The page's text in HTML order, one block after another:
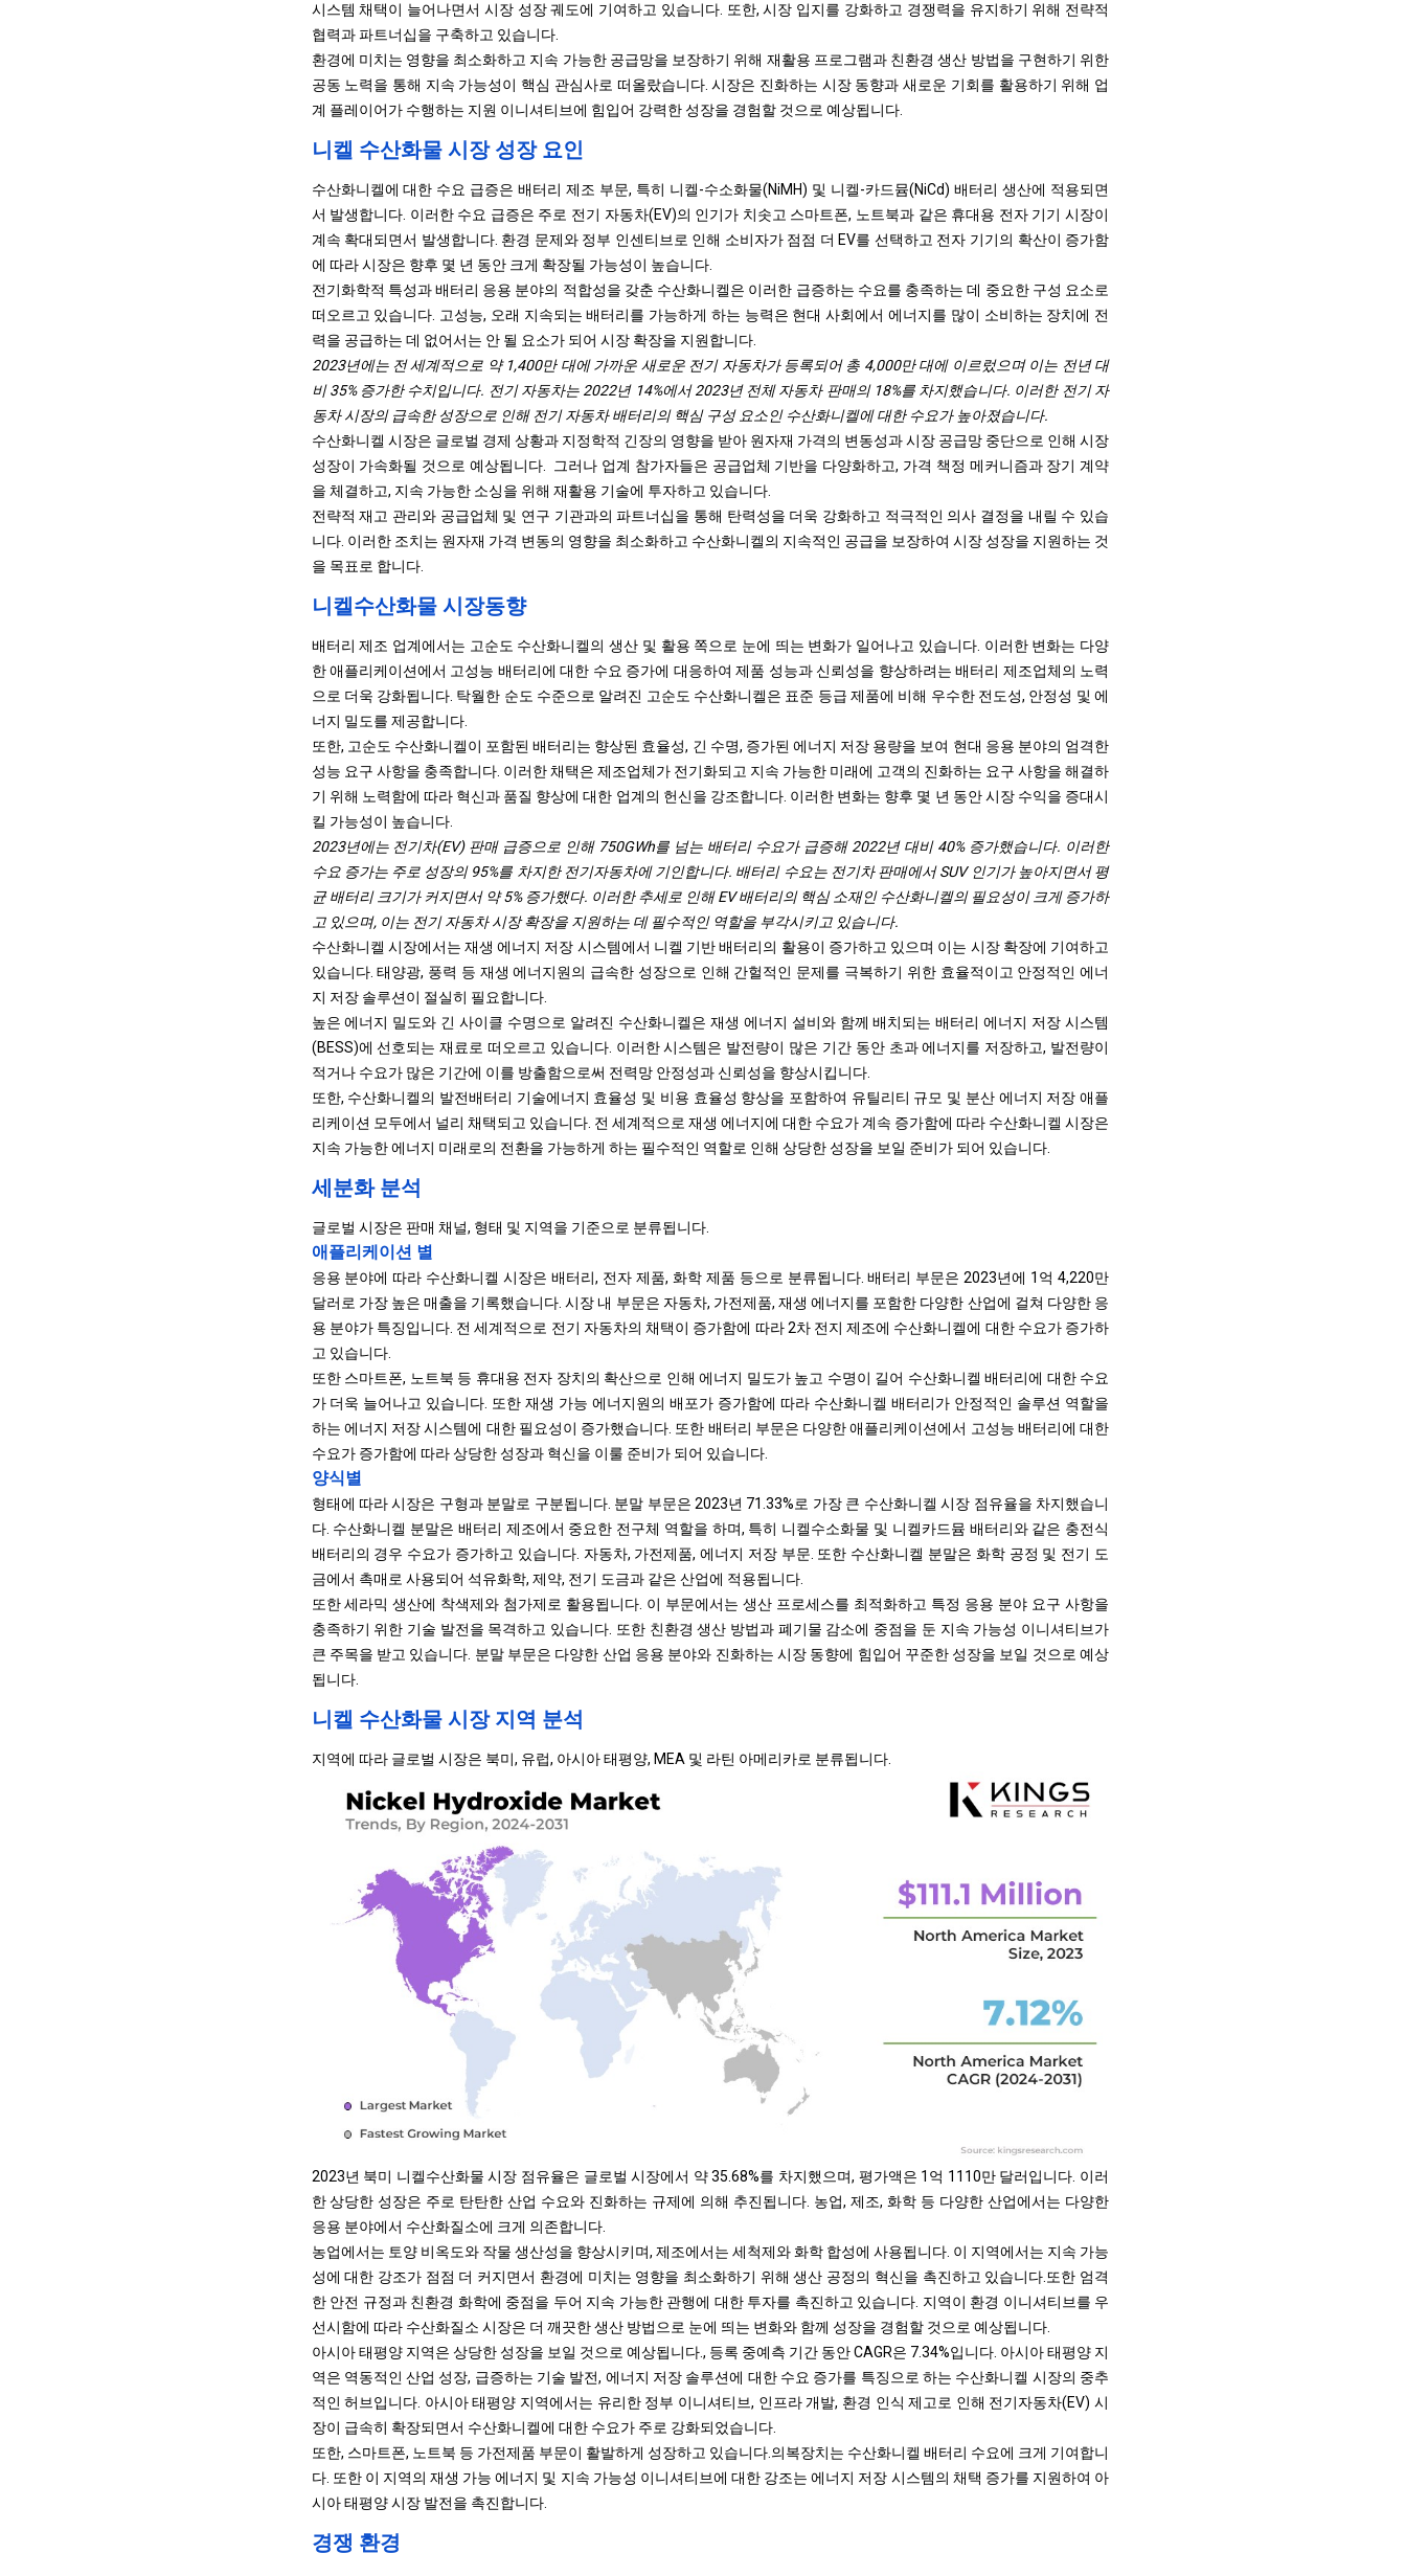
시스템 채택이 늘어나면서 시장 성장 궤도에 기여하고 있습니다. 또한, 시장 입지를 강화하고 경쟁력을 유지하기 위해 전략적
협력과 파트너십을 구축하고 있습니다.
환경에 미치는 영향을 최소화하고 지속 가능한 공급망을 보장하기 위해 재활용 프로그램과 친환경 생산 방법을 구현하기 위한
공동 노력을 통해 지속 가능성이 핵심 관심사로 떠올랐습니다. 시장은 진화하는 시장 동향과 새로운 기회를 활용하기 위해 업
계 플레이어가 수행하는 지원 이니셔티브에 힘입어 강력한 성장을 경험할 것으로 예상됩니다.
니켈 수산화물 시장 성장 요인
수산화니켈에 대한 수요 급증은 배터리 제조 부문, 특히 니켈-수소화물(NiMH) 및 니켈-카드뮴(NiCd) 배터리 생산에 적용되면
서 발생합니다. 이러한 수요 급증은 주로 전기 자동차(EV)의 인기가 치솟고 스마트폰, 노트북과 같은 휴대용 전자 기기 시장이
계속 확대되면서 발생합니다. 환경 문제와 정부 인센티브로 인해 소비자가 점점 더 EV를 선택하고 전자 기기의 확산이 증가함
에 따라 시장은 향후 몇 년 동안 크게 확장될 가능성이 높습니다.
전기화학적 특성과 배터리 응용 분야의 적합성을 갖춘 수산화니켈은 이러한 급증하는 수요를 충족하는 데 중요한 구성 요소로
떠오르고 있습니다. 고성능, 오래 지속되는 배터리를 가능하게 하는 능력은 현대 사회에서 에너지를 많이 소비하는 장치에 전
력을 공급하는 데 없어서는 안 될 요소가 되어 시장 확장을 지원합니다.
2023년에는 전 세계적으로 약 1,400만 대에 가까운 새로운 전기 자동차가 등록되어 총 4,000만 대에 이르렀으며 이는 전년 대
비 35% 증가한 수치입니다. 전기 자동차는 2022년 14%에서 2023년 전체 자동차 판매의 18%를 차지했습니다. 이러한 전기 자
동차 시장의 급속한 성장으로 인해 전기 자동차 배터리의 핵심 구성 요소인 수산화니켈에 대한 수요가 높아졌습니다.
수산화니켈 시장은 글로벌 경제 상황과 지정학적 긴장의 영향을 받아 원자재 가격의 변동성과 시장 공급망 중단으로 인해 시장
성장이 가속화될 것으로 예상됩니다. 그러나 업계 참가자들은 공급업체 기반을 다양화하고, 가격 책정 메커니즘과 장기 계약
을 체결하고, 지속 가능한 소싱을 위해 재활용 기술에 투자하고 있습니다.
전략적 재고 관리와 공급업체 및 연구 기관과의 파트너십을 통해 탄력성을 더욱 강화하고 적극적인 의사 결정을 내릴 수 있습
니다. 이러한 조치는 원자재 가격 변동의 영향을 최소화하고 수산화니켈의 지속적인 공급을 보장하여 시장 성장을 지원하는 것
을 목표로 합니다.
니켈수산화물 시장동향
배터리 제조 업계에서는 고순도 수산화니켈의 생산 및 활용 쪽으로 눈에 띄는 변화가 일어나고 있습니다. 이러한 변화는 다양
한 애플리케이션에서 고성능 배터리에 대한 수요 증가에 대응하여 제품 성능과 신뢰성을 향상하려는 배터리 제조업체의 노력
으로 더욱 강화됩니다. 탁월한 순도 수준으로 알려진 고순도 수산화니켈은 표준 등급 제품에 비해 우수한 전도성, 안정성 및 에
너지 밀도를 제공합니다.
또한, 고순도 수산화니켈이 포함된 배터리는 향상된 효율성, 긴 수명, 증가된 에너지 저장 용량을 보여 현대 응용 분야의 엄격한
성능 요구 사항을 충족합니다. 이러한 채택은 제조업체가 전기화되고 ​​지속 가능한 미래에 고객의 진화하는 요구 사항을 해결하
기 위해 노력함에 따라 혁신과 품질 향상에 대한 업계의 헌신을 강조합니다. 이러한 변화는 향후 몇 년 동안 시장 수익을 증대시
킬 가능성이 높습니다.
2023년에는 전기차(EV) 판매 급증으로 인해 750GWh를 넘는 배터리 수요가 급증해 2022년 대비 40% 증가했습니다. 이러한
수요 증가는 주로 성장의 95%를 차지한 전기자동차에 기인합니다. 배터리 수요는 전기차 판매에서 SUV 인기가 높아지면서 평
균 배터리 크기가 커지면서 약 5% 증가했다. 이러한 추세로 인해 EV 배터리의 핵심 소재인 수산화니켈의 필요성이 크게 증가하
고 있으며, 이는 전기 자동차 시장 확장을 지원하는 데 필수적인 역할을 부각시키고 있습니다.
수산화니켈 시장에서는 재생 에너지 저장 시스템에서 니켈 기반 배터리의 활용이 증가하고 있으며 이는 시장 확장에 기여하고
있습니다. 태양광, 풍력 등 재생 에너지원의 급속한 성장으로 인해 간헐적인 문제를 극복하기 위한 효율적이고 안정적인 에너
지 저장 솔루션이 절실히 필요합니다.
높은 에너지 밀도와 긴 사이클 수명으로 알려진 수산화니켈은 재생 에너지 설비와 함께 배치되는 배터리 에너지 저장 시스템
(BESS)에 선호되는 재료로 떠오르고 있습니다. 이러한 시스템은 발전량이 많은 기간 동안 초과 에너지를 저장하고, 발전량이
적거나 수요가 많은 기간에 이를 방출함으로써 전력망 안정성과 신뢰성을 향상시킵니다.
또한, 수산화니켈의 발전배터리 기술에너지 효율성 및 비용 효율성 향상을 포함하여 유틸리티 규모 및 분산 에너지 저장 애플
리케이션 모두에서 널리 채택되고 있습니다. 전 세계적으로 재생 에너지에 대한 수요가 계속 증가함에 따라 수산화니켈 시장은
지속 가능한 에너지 미래로의 전환을 가능하게 하는 필수적인 역할로 인해 상당한 성장을 보일 준비가 되어 있습니다.
세분화 분석
글로벌 시장은 판매 채널, 형태 및 지역을 기준으로 분류됩니다.
애플리케이션 별
응용 분야에 따라 수산화니켈 시장은 배터리, 전자 제품, 화학 제품 등으로 분류됩니다. 배터리 부문은 2023년에 1억 4,220만
달러로 가장 높은 매출을 기록했습니다. 시장 내 부문은 자동차, 가전제품, 재생 에너지를 포함한 다양한 산업에 걸쳐 다양한 응
용 분야가 특징입니다. 전 세계적으로 전기 자동차의 채택이 증가함에 따라 2차 전지 제조에 수산화니켈에 대한 수요가 증가하
고 있습니다.
또한 스마트폰, 노트북 등 휴대용 전자 장치의 확산으로 인해 에너지 밀도가 높고 수명이 길어 수산화니켈 배터리에 대한 수요
가 더욱 늘어나고 있습니다. 또한 재생 가능 에너지원의 배포가 증가함에 따라 수산화니켈 배터리가 안정적인 솔루션 역할을
하는 에너지 저장 시스템에 대한 필요성이 증가했습니다. 또한 배터리 부문은 다양한 애플리케이션에서 고성능 배터리에 대한
수요가 증가함에 따라 상당한 성장과 혁신을 이룰 준비가 되어 있습니다.
양식별
형태에 따라 시장은 구형과 분말로 구분됩니다. 분말 부문은 2023년 71.33%로 가장 큰 수산화니켈 시장 점유율을 차지했습니
다. 수산화니켈 분말은 배터리 제조에서 중요한 전구체 역할을 하며, 특히 니켈수소화물 및 니켈카드뮴 배터리와 같은 충전식
배터리의 경우 수요가 증가하고 있습니다. 자동차, 가전제품, 에너지 저장 부문. 또한 수산화니켈 분말은 화학 공정 및 전기 도
금에서 촉매로 사용되어 석유화학, 제약, 전기 도금과 같은 산업에 적용됩니다.
또한 세라믹 생산에 착색제와 첨가제로 활용됩니다. 이 부문에서는 생산 프로세스를 최적화하고 특정 응용 분야 요구 사항을
충족하기 위한 기술 발전을 목격하고 있습니다. 또한 친환경 생산 방법과 폐기물 감소에 중점을 둔 지속 가능성 이니셔티브가
큰 주목을 받고 있습니다. 분말 부문은 다양한 산업 응용 분야와 진화하는 시장 동향에 힘입어 꾸준한 성장을 보일 것으로 예상
됩니다.
니켈 수산화물 시장 지역 분석
지역에 따라 글로벌 시장은 북미, 유럽, 아시아 태평양, MEA 및 라틴 아메리카로 분류됩니다.
2023년 북미 니켈수산화물 시장 점유율은 글로벌 시장에서 약 35.68%를 차지했으며, 평가액은 1억 1110만 달러입니다. 이러
한 상당한 성장은 주로 탄탄한 산업 수요와 진화하는 규제에 의해 추진됩니다. 농업, 제조, 화학 등 다양한 산업에서는 다양한
응용 분야에서 수산화질소에 크게 의존합니다.
농업에서는 토양 비옥도와 작물 생산성을 향상시키며, 제조에서는 세척제와 화학 합성에 사용됩니다. 이 지역에서는 지속 가능
성에 대한 강조가 점점 더 커지면서 환경에 미치는 영향을 최소화하기 위해 생산 공정의 혁신을 촉진하고 있습니다. 또한 엄격
한 안전 규정과 친환경 화학에 중점을 두어 지속 가능한 관행에 대한 투자를 촉진하고 있습니다. 지역이 환경 이니셔티브를 우
선시함에 따라 수산화질소 시장은 더 깨끗한 생산 방법으로 눈에 띄는 변화와 함께 성장을 경험할 것으로 예상됩니다.
아시아 태평양 지역은 상당한 성장을 보일 것으로 예상됩니다., 등록 중예측 기간 동안 CAGR은 7.34%입니다. 아시아 태평양 지
역은 역동적인 산업 성장, 급증하는 기술 발전, 에너지 저장 솔루션에 대한 수요 증가를 특징으로 하는 수산화니켈 시장의 중추
적인 허브입니다. 아시아 태평양 지역에서는 유리한 정부 이니셔티브, 인프라 개발, 환경 인식 제고로 인해 전기자동차(EV) 시
장이 급속히 확장되면서 수산화니켈에 대한 수요가 주로 강화되었습니다.
또한, 스마트폰, 노트북 등 가전제품 부문이 활발하게 성장하고 있습니다. 의복장치는 수산화니켈 배터리 수요에 크게 기여합니
다. 또한 이 지역의 재생 가능 에너지 및 지속 가능성 이니셔티브에 대한 강조는 에너지 저장 시스템의 채택 증가를 지원하여 아
시아 태평양 시장 발전을 촉진합니다.
경쟁 환경